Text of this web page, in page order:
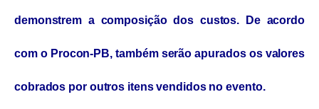
demonstrem a composição dos custos. De acordo
com o Procon-PB, também serão apurados os valores
cobrados por outros itens vendidos no evento.